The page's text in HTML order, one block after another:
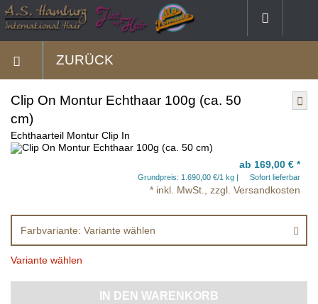
ZURÜCK
Clip On Montur Echthaar 100g (ca. 50
cm)
Echthaarteil Montur Clip In
ab 169,00 € *
Grundpreis: 1.690,00 €/1 kg Sofort lieferbar
* inkl. MwSt., zzgl. Versandkosten
Farbvariante: Variante wählen
Variante wählen
IN DEN WARENKORB